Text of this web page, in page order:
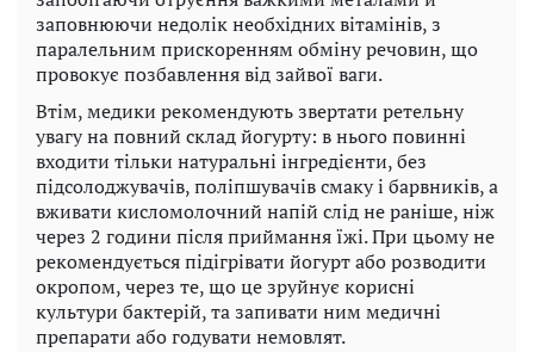
заповнюючи недолік необхідних вітамінів, з
паралельним прискоренням обміну речовин, що
провокує позбавлення від зайвої ваги.
Втім, медики рекомендують звертати ретельну
увагу на повний склад йогурту: в нього повинні
входити тільки натуральні інгредієнти, без
підсолоджувачів, поліпшувачів смаку і барвників, а
вживати кисломолочний напій слід не раніше, ніж
через 2 години після приймання їжі. При цьому не
рекомендується підігрівати йогурт або розводити
окропом, через те, що це зруйнує корисні
культури бактерій, та запивати ним медичні
препарати або годувати немовлят.